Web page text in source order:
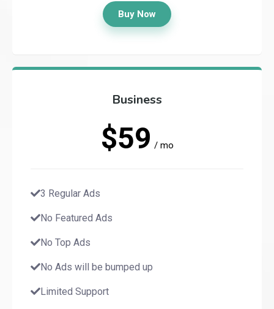
Buy Now
Business
$59 / mo
3 Regular Ads
No Featured Ads
No Top Ads
No Ads will be bumped up
Limited Support